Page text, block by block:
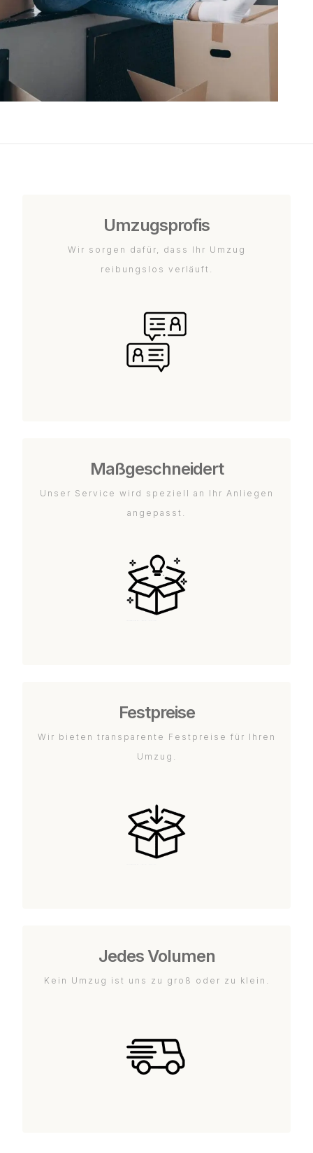
Umzugsprofis
Wir sorgen dafür, dass Ihr Umzug
reibungslos verläuft.
Maßgeschneidert
Unser Service wird speziell an Ihr Anliegen
angepasst.
Festpreise
Wir bieten transparente Festpreise für Ihren
Umzug.
Jedes Volumen
Kein Umzug ist uns zu groß oder zu klein.